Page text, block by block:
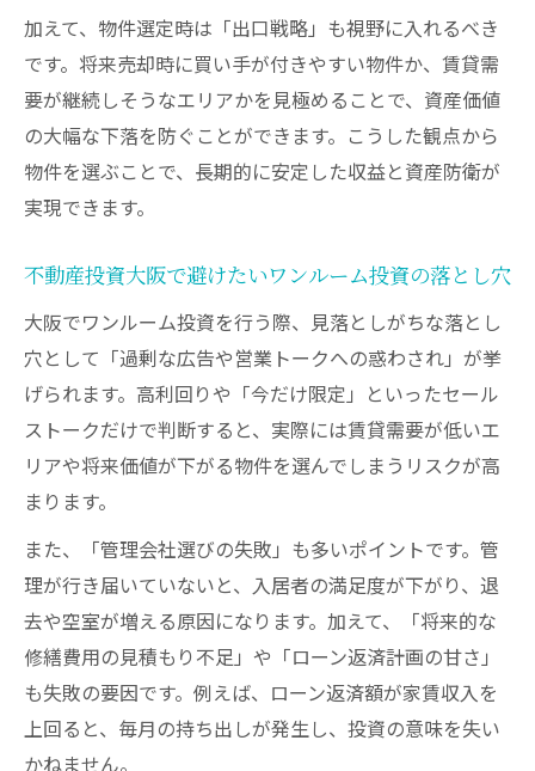
加えて、物件選定時は「出口戦略」も視野に入れるべき
です。将来売却時に買い手が付きやすい物件か、賃貸需
要が継続しそうなエリアかを見極めることで、資産価値
の大幅な下落を防ぐことができます。こうした観点から
物件を選ぶことで、長期的に安定した収益と資産防衛が
実現できます。
不動産投資大阪で避けたいワンルーム投資の落とし穴
大阪でワンルーム投資を行う際、見落としがちな落とし
穴として「過剰な広告や営業トークへの惑わされ」が挙
げられます。高利回りや「今だけ限定」といったセール
ストークだけで判断すると、実際には賃貸需要が低いエ
リアや将来価値が下がる物件を選んでしまうリスクが高
まります。
また、「管理会社選びの失敗」も多いポイントです。管
理が行き届いていないと、入居者の満足度が下がり、退
去や空室が増える原因になります。加えて、「将来的な
修繕費用の見積もり不足」や「ローン返済計画の甘さ」
も失敗の要因です。例えば、ローン返済額が家賃収入を
上回ると、毎月の持ち出しが発生し、投資の意味を失い
かねません。